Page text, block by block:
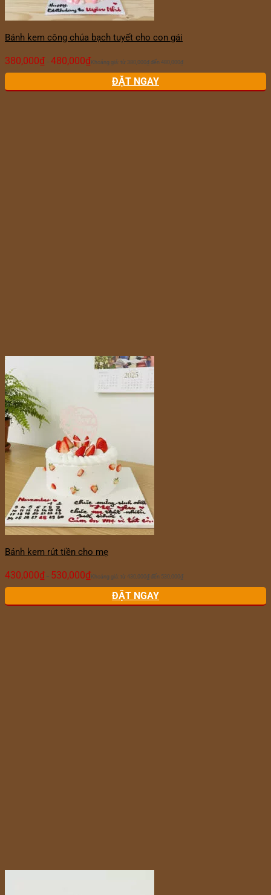
Bánh kem công chúa bạch tuyết cho con gái
380,000₫ – 480,000₫ Khoảng giá: từ 380,000₫ đến 480,000₫
ĐẶT NGAY
Bánh kem rút tiền cho mẹ
430,000₫ – 530,000₫ Khoảng giá: từ 430,000₫ đến 530,000₫
ĐẶT NGAY